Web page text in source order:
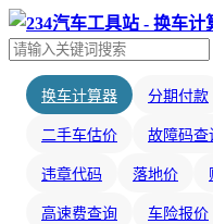
换车计算器 分期付款
二手车估价 故障码查
违章代码 落地价
高速费查询 车险报价